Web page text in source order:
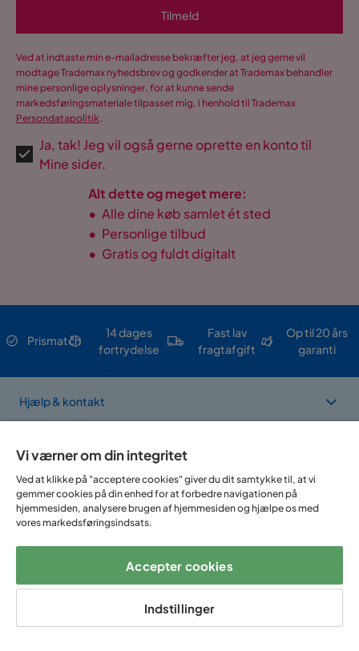
Tilmeld
Ved at indtaste min e-mailadresse bekræfter jeg, at jeg gerne vil
modtage Trademax nyhedsbrev og godkender at Trademax behandler
mine personlige oplysninger, for at kunne sende
markedsføringsmateriale tilpasset mig, i henhold til Trademax
Persondatapolitik.
Ja, tak! Jeg vil også gerne oprette en konto til
Mine sider.
Alt dette og meget mere:
• Alle dine køb samlet ét sted
• Personlige tilbud
• Gratis og fuldt digitalt
Prismatch
14 dages
fortrydelse
Fast lav
fragtafgift
Op til 20 års
garanti
Hjælp & kontakt
Sortiment & tilbud
Om Trademax
Vi værner om din integritet
Ved at klikke på "acceptere cookies" giver du dit samtykke til, at vi
gemmer cookies på din enhed for at forbedre navigationen på
hjemmesiden, analysere brugen af hjemmesiden og hjælpe os med
vores markedsføringsindsats.
Accepter cookies
Indstillinger